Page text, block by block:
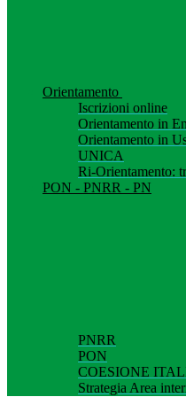
Orientamento
Iscrizioni online
Orientamento in
Orientamento in
UNICA
Ri-Orientamento:
PON - PNRR - PN
PNRR
PON
COESIONE
Strategia Area